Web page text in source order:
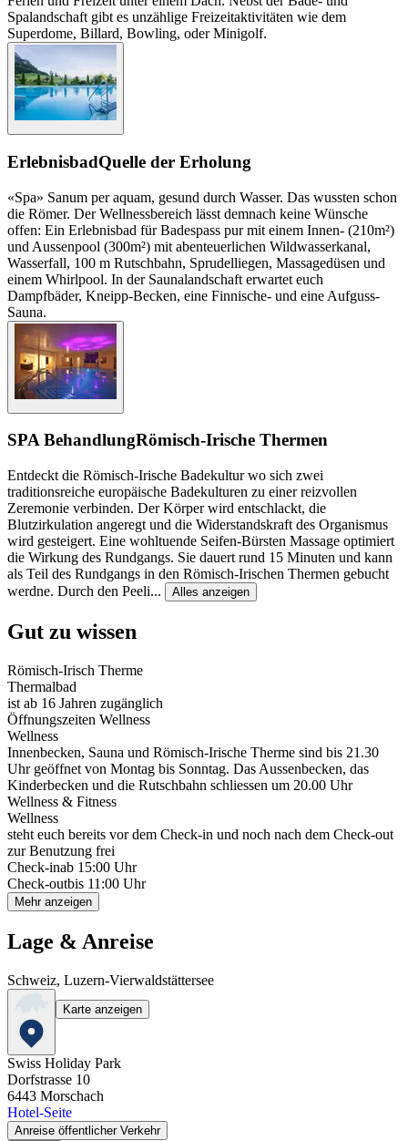
Spalandschaft gibt es unzählige Freizeitaktivitäten wie dem
Superdome, Billard, Bowling, oder Minigolf.
ErlebnisbadQuelle der Erholung
«Spa» Sanum per aquam, gesund durch Wasser. Das wussten schon
die Römer. Der Wellnessbereich lässt demnach keine Wünsche
offen: Ein Erlebnisbad für Badespass pur mit einem Innen- (210m²)
und Aussenpool (300m²) mit abenteuerlichen Wildwasserkanal,
Wasserfall, 100 m Rutschbahn, Sprudelliegen, Massagedüsen und
einem Whirlpool. In der Saunalandschaft erwartet euch
Dampfbäder, Kneipp-Becken, eine Finnische- und eine Aufguss-
Sauna.
SPA BehandlungRömisch-Irische Thermen
Entdeckt die Römisch-Irische Badekultur wo sich zwei
traditionsreiche europäische Badekulturen zu einer reizvollen
Zeremonie verbinden. Der Körper wird entschlackt, die
Blutzirkulation angeregt und die Widerstandskraft des Organismus
wird gesteigert. Eine wohltuende Seifen-Bürsten Massage optimiert
die Wirkung des Rundgangs. Sie dauert rund 15 Minuten und kann
als Teil des Rundgangs in den Römisch-Irischen Thermen gebucht
werdne. Durch den Peeli... Alles anzeigen
Gut zu wissen
Römisch-Irisch Therme
Thermalbad
ist ab 16 Jahren zugänglich
Öffnungszeiten Wellness
Wellness
Innenbecken, Sauna und Römisch-Irische Therme sind bis 21.30
Uhr geöffnet von Montag bis Sonntag. Das Aussenbecken, das
Kinderbecken und die Rutschbahn schliessen um 20.00 Uhr
Wellness & Fitness
Wellness
steht euch bereits vor dem Check-in und noch nach dem Check-out
zur Benutzung frei
Check-inab 15:00 Uhr
Check-outbis 11:00 Uhr
Mehr anzeigen
Lage & Anreise
Schweiz, Luzern-Vierwaldstättersee
Karte anzeigen
Swiss Holiday Park
Dorfstrasse 10
6443 Morschach
Hotel-Seite
Anreise öffentlicher Verkehr